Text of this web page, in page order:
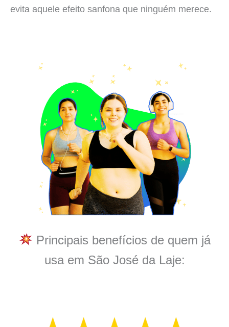
evita aquele efeito sanfona que ninguém merece.
Principais benefícios de quem já
usa em São José da Laje: